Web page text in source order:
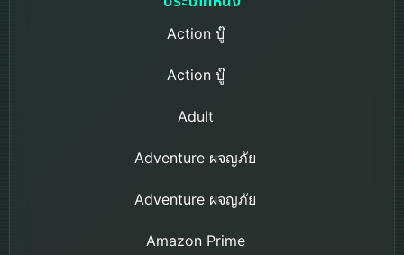
Action บู๊
Action บู๊
Adult
Adventure ผจญภัย
Adventure ผจญภัย
Amazon Prime